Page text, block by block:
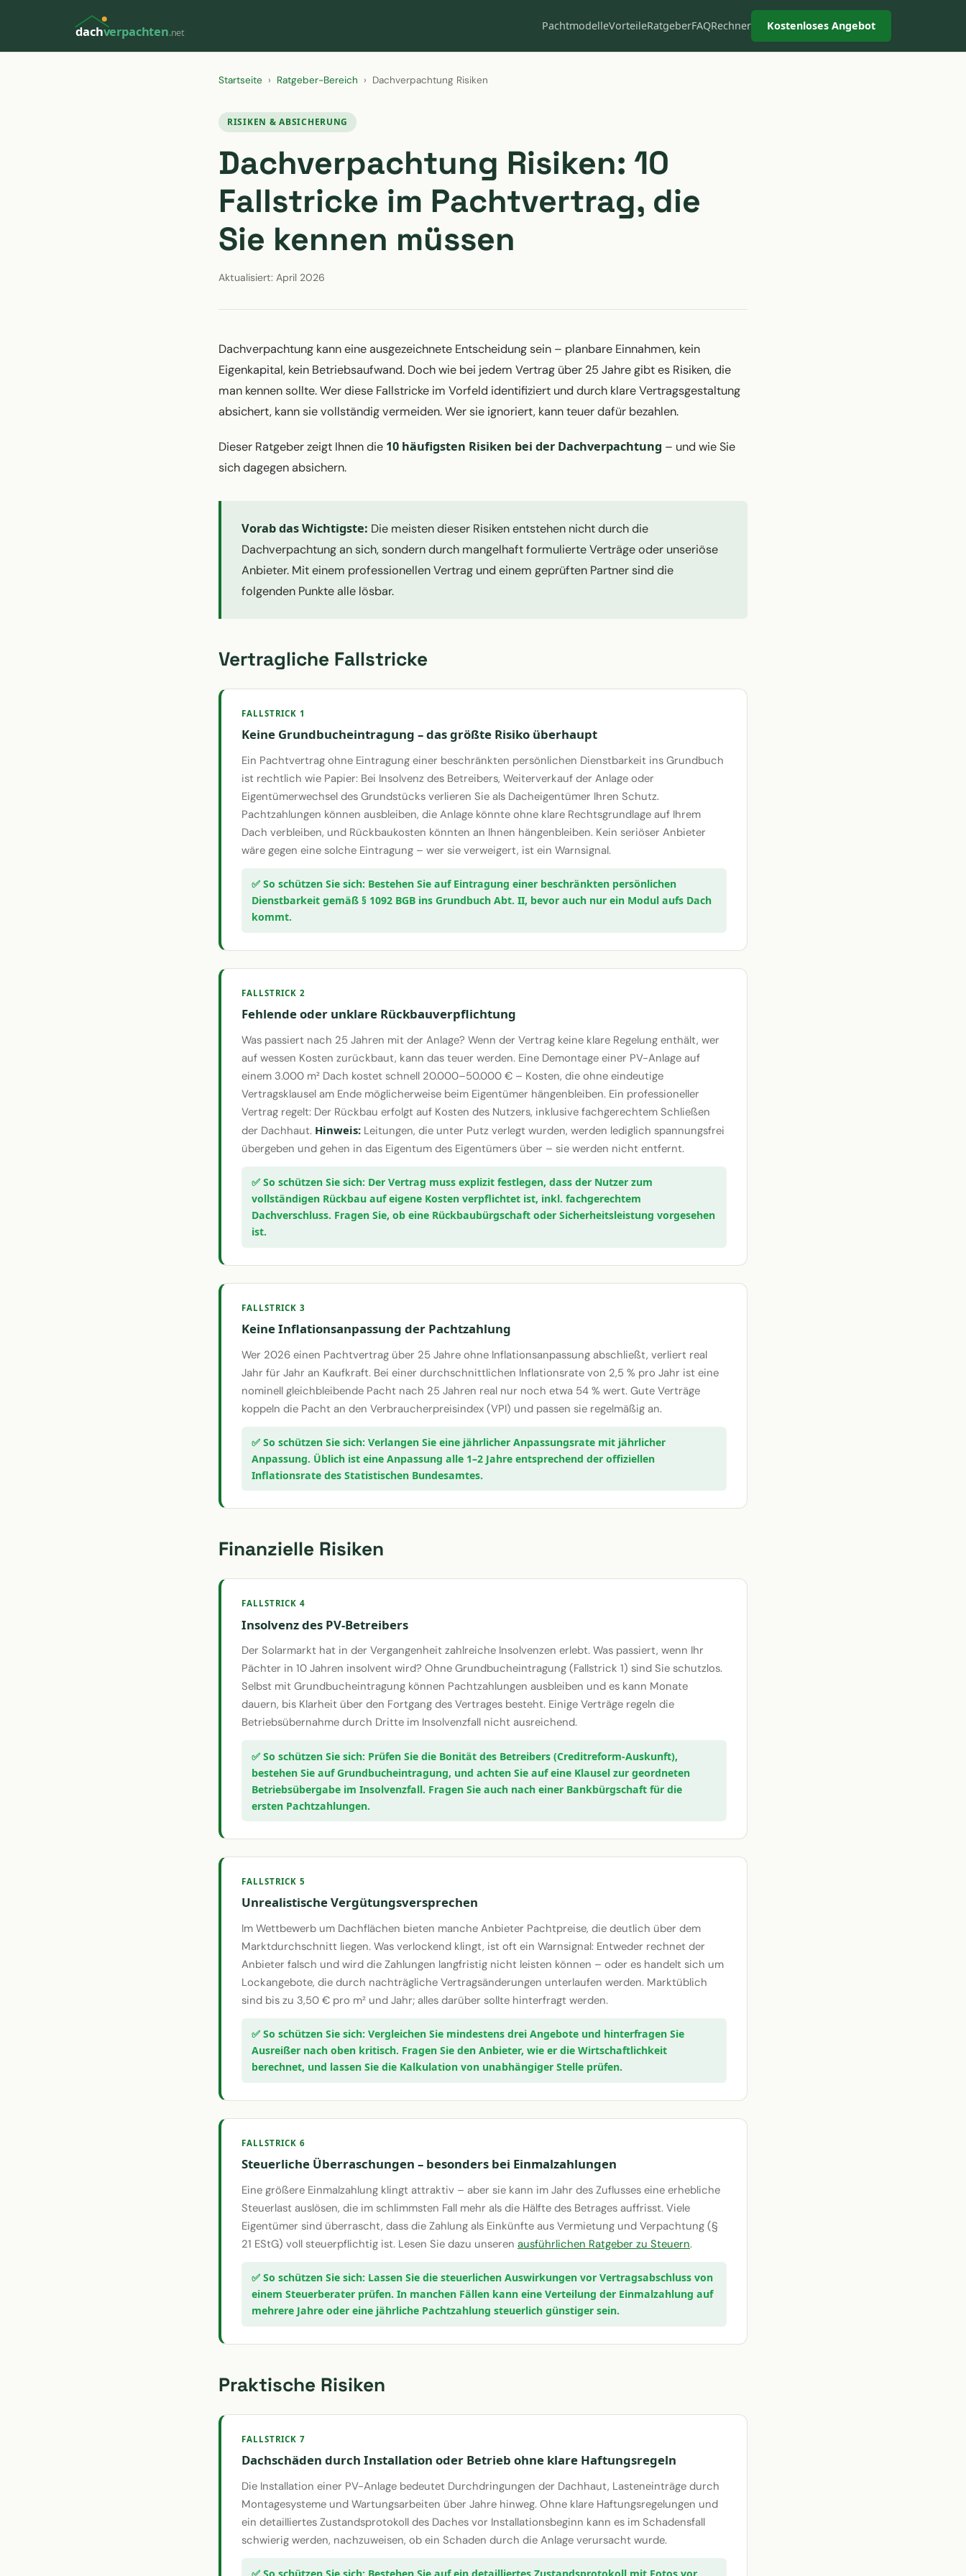
dachverpachten.net PachtmodelleVorteileRatgeberFAQRechner Kostenloses Angebot
Startseite › Ratgeber-Bereich › Dachverpachtung Risiken
RISIKEN & ABSICHERUNG
Dachverpachtung Risiken: 10
Fallstricke im Pachtvertrag, die
Sie kennen müssen
Aktualisiert: April 2026
Dachverpachtung kann eine ausgezeichnete Entscheidung sein – planbare Einnahmen, kein
Eigenkapital, kein Betriebsaufwand. Doch wie bei jedem Vertrag über 25 Jahre gibt es Risiken, die
man kennen sollte. Wer diese Fallstricke im Vorfeld identifiziert und durch klare Vertragsgestaltung
absichert, kann sie vollständig vermeiden. Wer sie ignoriert, kann teuer dafür bezahlen.
Dieser Ratgeber zeigt Ihnen die 10 häufigsten Risiken bei der Dachverpachtung – und wie Sie
sich dagegen absichern.
Vorab das Wichtigste: Die meisten dieser Risiken entstehen nicht durch die
Dachverpachtung an sich, sondern durch mangelhaft formulierte Verträge oder unseriöse
Anbieter. Mit einem professionellen Vertrag und einem geprüften Partner sind die
folgenden Punkte alle lösbar.
Vertragliche Fallstricke
FALLSTRICK 1
Keine Grundbucheintragung – das größte Risiko überhaupt
Ein Pachtvertrag ohne Eintragung einer beschränkten persönlichen Dienstbarkeit ins Grundbuch
ist rechtlich wie Papier: Bei Insolvenz des Betreibers, Weiterverkauf der Anlage oder
Eigentümerwechsel des Grundstücks verlieren Sie als Dacheigentümer Ihren Schutz.
Pachtzahlungen können ausbleiben, die Anlage könnte ohne klare Rechtsgrundlage auf Ihrem
Dach verbleiben, und Rückbaukosten könnten an Ihnen hängenbleiben. Kein seriöser Anbieter
wäre gegen eine solche Eintragung – wer sie verweigert, ist ein Warnsignal.
Bestehen Sie auf Eintragung einer beschränkten persönlichen
Dienstbarkeit gemäß § 1092 BGB ins Grundbuch Abt. II, bevor auch nur ein Modul aufs Dach
kommt.
FALLSTRICK 2
Fehlende oder unklare Rückbauverpflichtung
Was passiert nach 25 Jahren mit der Anlage? Wenn der Vertrag keine klare Regelung enthält, wer
auf wessen Kosten zurückbaut, kann das teuer werden. Eine Demontage einer PV-Anlage auf
einem 3.000 m² Dach kostet schnell 20.000–50.000 € – Kosten, die ohne eindeutige
Vertragsklausel am Ende möglicherweise beim Eigentümer hängenbleiben. Ein professioneller
Vertrag regelt: Der Rückbau erfolgt auf Kosten des Nutzers, inklusive fachgerechtem Schließen
der Dachhaut. Hinweis: Leitungen, die unter Putz verlegt wurden, werden lediglich spannungsfrei
übergeben und gehen in das Eigentum des Eigentümers über – sie werden nicht entfernt.
Der Vertrag muss explizit festlegen, dass der Nutzer zum
vollständigen Rückbau auf eigene Kosten verpflichtet ist, inkl. fachgerechtem
Dachverschluss. Fragen Sie, ob eine Rückbaubürgschaft oder Sicherheitsleistung vorgesehen
ist.
FALLSTRICK 3
Keine Inflationsanpassung der Pachtzahlung
Wer 2026 einen Pachtvertrag über 25 Jahre ohne Inflationsanpassung abschließt, verliert real
Jahr für Jahr an Kaufkraft. Bei einer durchschnittlichen Inflationsrate von 2,5 % pro Jahr ist eine
nominell gleichbleibende Pacht nach 25 Jahren real nur noch etwa 54 % wert. Gute Verträge
koppeln die Pacht an den Verbraucherpreisindex (VPI) und passen sie regelmäßig an.
Verlangen Sie eine jährlicher Anpassungsrate mit jährlicher
Anpassung. Üblich ist eine Anpassung alle 1–2 Jahre entsprechend der offiziellen
Inflationsrate des Statistischen Bundesamtes.
Finanzielle Risiken
FALLSTRICK 4
Insolvenz des PV-Betreibers
Der Solarmarkt hat in der Vergangenheit zahlreiche Insolvenzen erlebt. Was passiert, wenn Ihr
Pächter in 10 Jahren insolvent wird? Ohne Grundbucheintragung (Fallstrick 1) sind Sie schutzlos.
Selbst mit Grundbucheintragung können Pachtzahlungen ausbleiben und es kann Monate
dauern, bis Klarheit über den Fortgang des Vertrages besteht. Einige Verträge regeln die
Betriebsübernahme durch Dritte im Insolvenzfall nicht ausreichend.
Prüfen Sie die Bonität des Betreibers (Creditreform-Auskunft),
bestehen Sie auf Grundbucheintragung, und achten Sie auf eine Klausel zur geordneten
Betriebsübergabe im Insolvenzfall. Fragen Sie auch nach einer Bankbürgschaft für die
ersten Pachtzahlungen.
FALLSTRICK 5
Unrealistische Vergütungsversprechen
Im Wettbewerb um Dachflächen bieten manche Anbieter Pachtpreise, die deutlich über dem
Marktdurchschnitt liegen. Was verlockend klingt, ist oft ein Warnsignal: Entweder rechnet der
Anbieter falsch und wird die Zahlungen langfristig nicht leisten können – oder es handelt sich um
Lockangebote, die durch nachträgliche Vertragsänderungen unterlaufen werden. Marktüblich
sind bis zu 3,50 € pro m² und Jahr; alles darüber sollte hinterfragt werden.
Vergleichen Sie mindestens drei Angebote und hinterfragen Sie
Ausreißer nach oben kritisch. Fragen Sie den Anbieter, wie er die Wirtschaftlichkeit
berechnet, und lassen Sie die Kalkulation von unabhängiger Stelle prüfen.
FALLSTRICK 6
Steuerliche Überraschungen – besonders bei Einmalzahlungen
Eine größere Einmalzahlung klingt attraktiv – aber sie kann im Jahr des Zuflusses eine erhebliche
Steuerlast auslösen, die im schlimmsten Fall mehr als die Hälfte des Betrages auffrisst. Viele
Eigentümer sind überrascht, dass die Zahlung als Einkünfte aus Vermietung und Verpachtung (§
21 EStG) voll steuerpflichtig ist. Lesen Sie dazu unseren ausführlichen Ratgeber zu Steuern.
Lassen Sie die steuerlichen Auswirkungen vor Vertragsabschluss von
einem Steuerberater prüfen. In manchen Fällen kann eine Verteilung der Einmalzahlung auf
mehrere Jahre oder eine jährliche Pachtzahlung steuerlich günstiger sein.
Praktische Risiken
FALLSTRICK 7
Dachschäden durch Installation oder Betrieb ohne klare Haftungsregeln
Die Installation einer PV-Anlage bedeutet Durchdringungen der Dachhaut, Lasteneinträge durch
Montagesysteme und Wartungsarbeiten über Jahre hinweg. Ohne klare Haftungsregelungen und
ein detailliertes Zustandsprotokoll des Daches vor Installationsbeginn kann es im Schadensfall
schwierig werden, nachzuweisen, ob ein Schaden durch die Anlage verursacht wurde.